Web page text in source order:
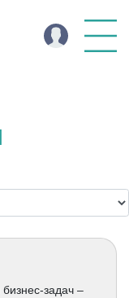
задач –